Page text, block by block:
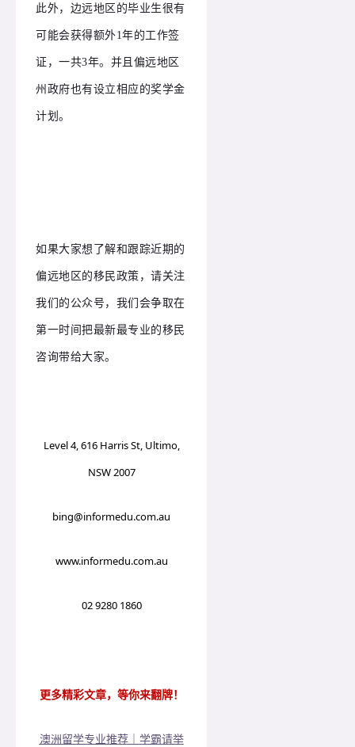
此外，边远地区的毕业生很有
可能会获得额外1年的工作签
证，一共3年。并且偏远地区
州政府也有设立相应的奖学金
计划。
如果大家想了解和跟踪近期的
偏远地区的移民政策，请关注
我们的公众号，我们会争取在
第一时间把最新最专业的移民
咨询带给大家。
Level 4, 616 Harris St, Ultimo,
NSW 2007
bing@informedu.com.au
www.informedu.com.au
02 9280 1860
更多精彩文章，等你来翻牌！
澳洲留学专业推荐｜学霸请举